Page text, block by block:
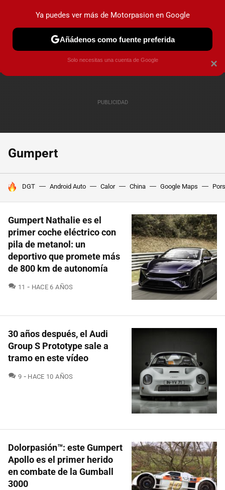
PRUEBAS COCHES ELÉCTRICOS OBSERVATORIO
Gumpert
HOY SE HABLA DE
DGT Android Auto Calor China Google Maps
Gumpert Nathalie es el
primer coche eléctrico con
pila de metanol: un
deportivo que promete más
de 800 km de autonomía
11 COMENTARIOS
HACE 6 AÑOS
30 años después, el Audi
Group S Prototype sale a
tramo en este vídeo
9 COMENTARIOS
HACE 10 AÑOS
Dolorpasión™: este Gumpert
Apollo es el primer herido
en combate de la Gumball
3000
×
Ya puedes ver más de Motorpasion en Google
Añádenos como fuente preferida
Solo necesitas una cuenta de Google